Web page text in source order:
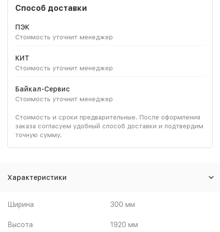
Способ доставки
ПЭК
Стоимость уточнит менеджер
КИТ
Стоимость уточнит менеджер
Байкал-Сервис
Стоимость уточнит менеджер
Стоимость и сроки предварительные. После оформления
заказа согласуем удобный способ доставки и подтвердим
точную сумму.
Характеристики
Ширина 300 мм
Высота 1920 мм